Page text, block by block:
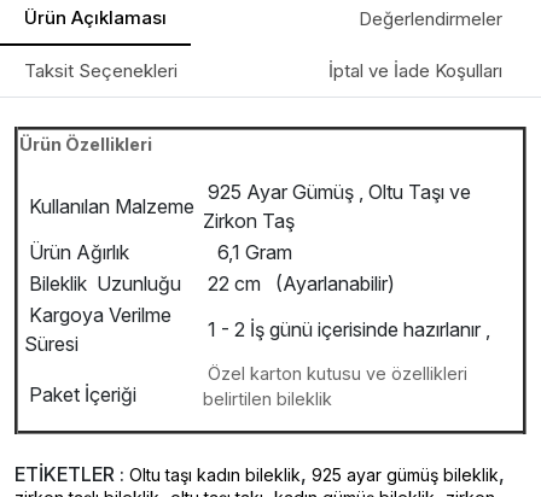
Ürün Açıklaması Değerlendirmeler
Taksit Seçenekleri İptal ve İade Koşulları
Ürün Özellikleri
Kullanılan Malzeme
925 Ayar Gümüş , Oltu Taşı ve
Zirkon Taş
Ürün Ağırlık
6,1 Gram
Bileklik Uzunluğu
22 cm (Ayarlanabilir)
Kargoya Verilme
Süresi
1 - 2 İş günü içerisinde hazırlanır ,
Paket İçeriği
Özel karton kutusu ve özellikleri
belirtilen bileklik
ETİKETLER : Oltu taşı kadın bileklik, 925 ayar gümüş bileklik,